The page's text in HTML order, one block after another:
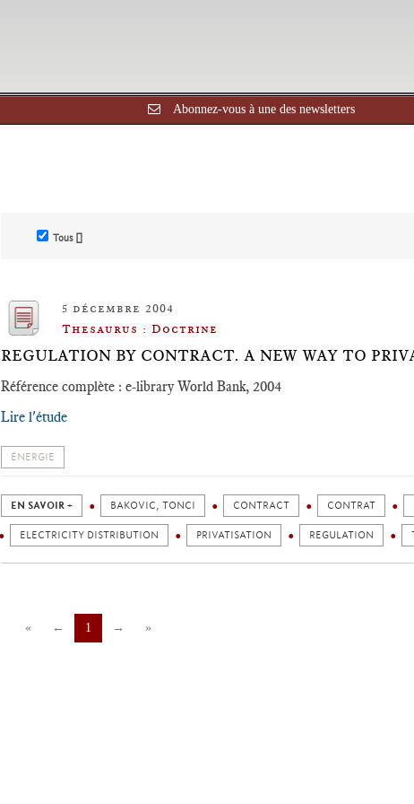
Abonnez-vous à une des newsletters
Tous []
5 décembre 2004
Thesaurus : Doctrine
REGULATION BY CONTRACT. A NEW WAY TO
Référence complète : e-library World Bank, 2004
Lire l'étude
ÉNERGIE
EN SAVOIR + BAKOVIC, TONCI CONTRACT CONTRAT
ELECTRICITY DISTRIBUTION PRIVATISATION REGULATION
« ← 1 → »